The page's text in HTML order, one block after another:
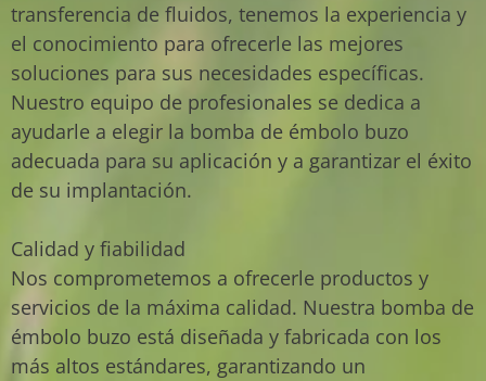
transferencia de fluidos, tenemos la experiencia y
el conocimiento para ofrecerle las mejores
soluciones para sus necesidades específicas.
Nuestro equipo de profesionales se dedica a
ayudarle a elegir la bomba de émbolo buzo
adecuada para su aplicación y a garantizar el éxito
de su implantación.
Calidad y fiabilidad
Nos comprometemos a ofrecerle productos y
servicios de la máxima calidad. Nuestra bomba de
émbolo buzo está diseñada y fabricada con los
más altos estándares, garantizando un